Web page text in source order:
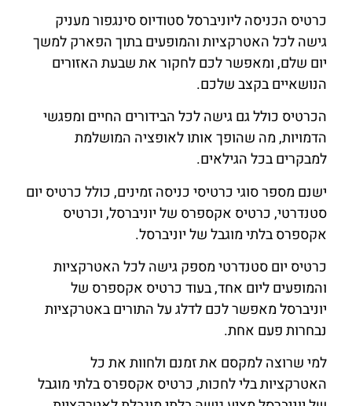
כרטיס הכניסה ליוניברסל סטודיוס סינגפור מעניק
גישה לכל האטרקציות והמופעים בתוך הפארק למשך
יום שלם, ומאפשר לכם לחקור את שבעת האזורים
הנושאיים בקצב שלכם.
הכרטיס כולל גם גישה לכל הבידורים החיים ומפגשי
הדמויות, מה שהופך אותו לאופציה המושלמת
למבקרים בכל הגילאים.
ישנם מספר סוגי כרטיסי כניסה זמינים, כולל כרטיס יום
סטנדרטי, כרטיס אקספרס של יוניברסל, וכרטיס
אקספרס בלתי מוגבל של יוניברסל.
כרטיס יום סטנדרטי מספק גישה לכל האטרקציות
והמופעים ליום אחד, בעוד כרטיס אקספרס של
יוניברסל מאפשר לכם לדלג על התורים באטרקציות
נבחרות פעם אחת.
למי שרוצה למקסם את זמנם ולחוות את כל
האטרקציות בלי לחכות, כרטיס אקספרס בלתי מוגבל